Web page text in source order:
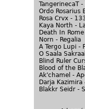
TangerinecaT -
Ordo Rosarius
Rosa Crvx -
Kaya North -
Death In
Norn - Regalia
A Tergo Lupi -
O Saala
Blind Ruler
Blood of the
Ak'chamel -
Darja
Blakkr Seidr -